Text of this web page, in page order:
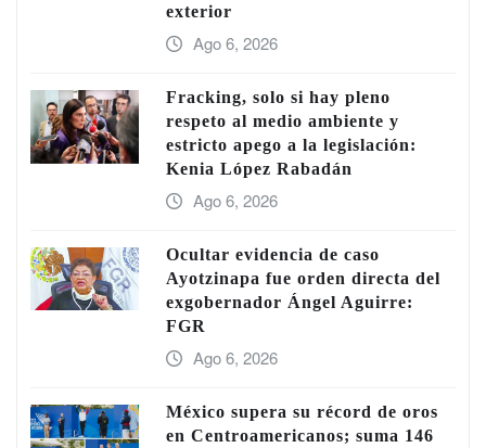
exterior
Ago 6, 2026
Fracking, solo si hay pleno
respeto al medio ambiente y
estricto apego a la legislación:
Kenia López Rabadán
Ago 6, 2026
Ocultar evidencia de caso
Ayotzinapa fue orden directa del
exgobernador Ángel Aguirre:
FGR
Ago 6, 2026
México supera su récord de oros
en Centroamericanos; suma 146